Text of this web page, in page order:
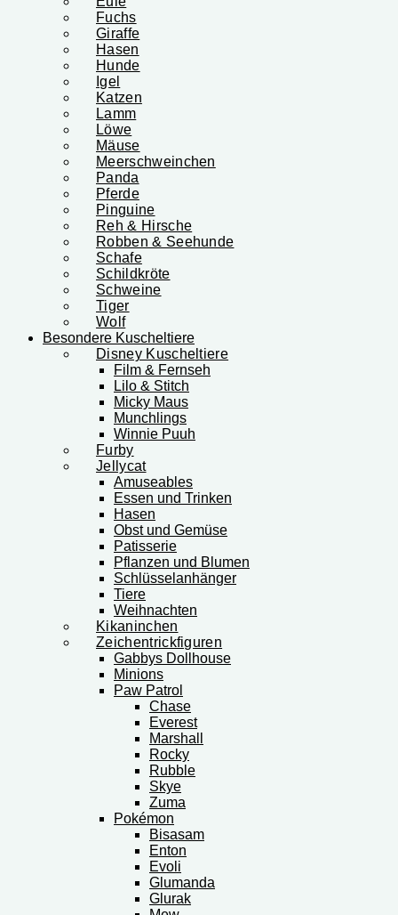
Fuchs
Giraffe
Hasen
Hunde
Igel
Katzen
Lamm
Löwe
Mäuse
Meerschweinchen
Panda
Pferde
Pinguine
Reh & Hirsche
Robben & Seehunde
Schafe
Schildkröte
Schweine
Tiger
Wolf
Besondere Kuscheltiere
Disney Kuscheltiere
Film & Fernseh
Lilo & Stitch
Micky Maus
Munchlings
Winnie Puuh
Furby
Jellycat
Amuseables
Essen und Trinken
Hasen
Obst und Gemüse
Patisserie
Pflanzen und Blumen
Schlüsselanhänger
Tiere
Weihnachten
Kikaninchen
Zeichentrickfiguren
Gabbys Dollhouse
Minions
Paw Patrol
Chase
Everest
Marshall
Rocky
Rubble
Skye
Zuma
Pokémon
Bisasam
Enton
Evoli
Glumanda
Glurak